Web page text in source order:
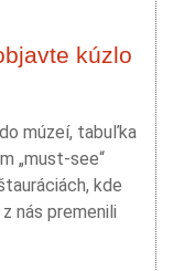
kúzlo
múzeí, tabuľka
„must-see“
kde
nás premenili